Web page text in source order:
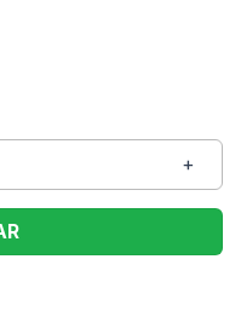
para Lanche 10